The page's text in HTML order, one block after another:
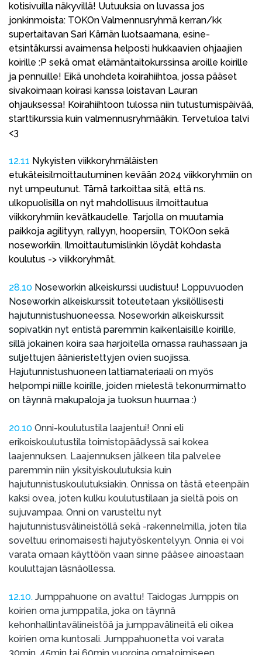
kotisivuilla näkyvillä! Uutuuksia on luvassa jos
jonkinmoista: TOKOn Valmennusryhmä kerran/kk
supertaitavan Sari Kärnän luotsaamana, esine-
etsintäkurssi avaimensa helposti hukkaavien ohjaajien
koirille :P sekä omat elämäntaitokurssinsa aroille koirille
ja pennuille! Eikä unohdeta koirahiihtoa, jossa pääset
sivakoimaan koirasi kanssa loistavan Lauran
ohjauksessa! Koirahiihtoon tulossa niin tutustumispäivää,
starttikurssia kuin valmennusryhmääkin. Tervetuloa talvi
<3
12.11 Nykyisten viikkoryhmäläisten
etukäteisilmoittautuminen kevään 2024 viikkoryhmiin on
nyt umpeutunut. Tämä tarkoittaa sitä, että ns.
ulkopuolisilla on nyt mahdollisuus ilmoittautua
viikkoryhmiin kevätkaudelle. Tarjolla on muutamia
paikkoja agilityyn, rallyyn, hoopersiin, TOKOon sekä
noseworkiin. Ilmoittautumislinkin löydät kohdasta
koulutus -> viikkoryhmät.
28.10 Noseworkin alkeiskurssi uudistuu! Loppuvuoden
Noseworkin alkeiskurssit toteutetaan yksilöllisesti
hajutunnistushuoneessa. Noseworkin alkeiskurssit
sopivatkin nyt entistä paremmin kaikenlaisille koirille,
sillä jokainen koira saa harjoitella omassa rauhassaan ja
suljettujen äänieristettyjen ovien suojissa.
Hajutunnistushuoneen lattiamateriaali on myös
helpompi niille koirille, joiden mielestä tekonurmimatto
on täynnä makupaloja ja tuoksun huumaa :)
20.10 Onni-koulutustila laajentui! Onni eli
erikoiskoulutustila toimistopäädyssä sai kokea
laajennuksen. Laajennuksen jälkeen tila palvelee
paremmin niin yksityiskoulutuksia kuin
hajutunnistuskoulutuksiakin. Onnissa on tästä eteenpäin
kaksi ovea, joten kulku koulutustilaan ja sieltä pois on
sujuvampaa. Onni on varusteltu nyt
hajutunnistusvälineistöllä sekä -rakennelmilla, joten tila
soveltuu erinomaisesti hajutyöskentelyyn. Onnia ei voi
varata omaan käyttöön vaan sinne pääsee ainoastaan
kouluttajan läsnäollessa.
12.10. Jumppahuone on avattu! Taidogas Jumppis on
koirien oma jumppatila, joka on täynnä
kehonhallintavälineistöä ja jumppavälineitä eli oikea
koirien oma kuntosali. Jumppahuonetta voi varata